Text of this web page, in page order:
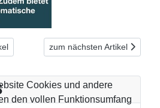
LED-Baustrahler – damit steht man
Nächster Beitrag: Leicht,
zum nächsten Artikel
Cookies und andere
den vollen Funktionsumfang